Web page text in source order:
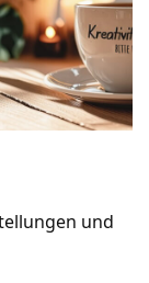
und